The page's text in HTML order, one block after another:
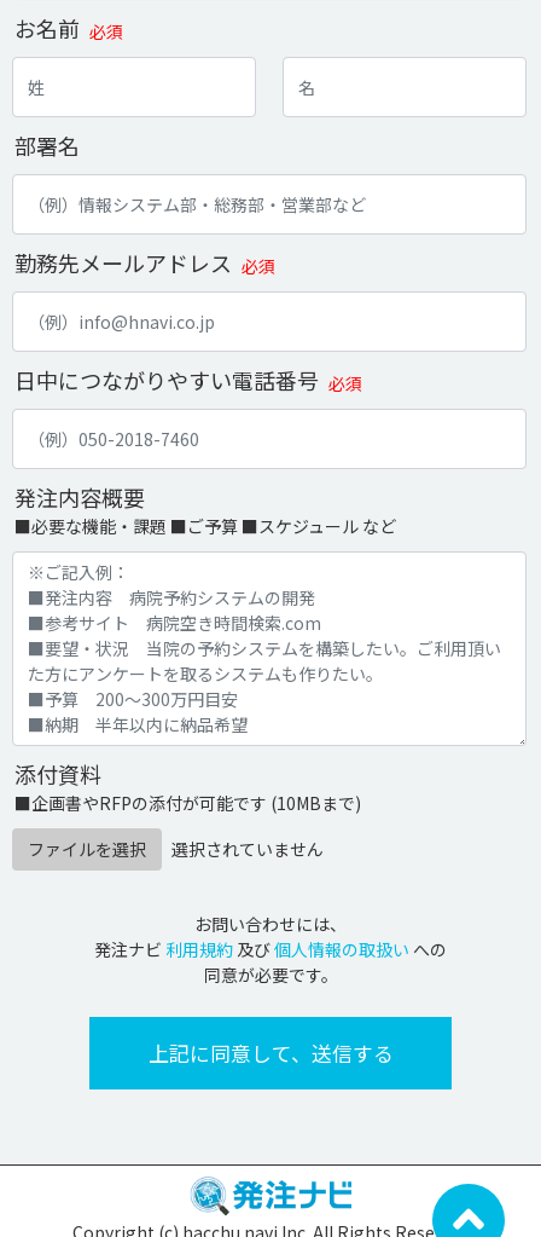
お名前 必須
部署名
勤務先メールアドレス 必須
日中につながりやすい電話番号 必須
発注内容概要
■必要な機能・課題 ■ご予算 ■スケジュール など
添付資料
■企画書やRFPの添付が可能です (10MBまで)
ファイルを選択
選択されていません
お問い合わせには、
発注ナビ 利用規約 及び個人情報の取扱い への
同意が必要です。